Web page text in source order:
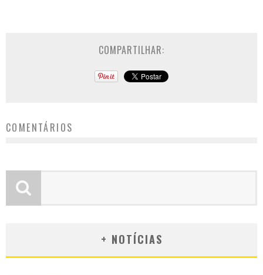
COMPARTILHAR:
COMENTÁRIOS
+ NOTÍCIAS